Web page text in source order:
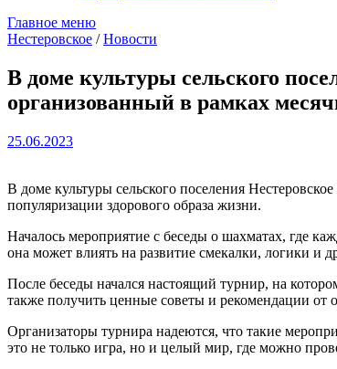
Главное меню
Нестеровское /Новости
В доме культуры сельского
организованный в рамках
25.06.2023
В доме культуры сельского поселения
популяризации здорового образа жизни.
Началось мероприятие с беседы о шахматах, где
она может влиять на развитие смекалки, логики и
После беседы начался настоящий турнир, на
также получить ценные советы и рекомендации от
Организаторы турнира надеются, что такие
это не только игра, но и целый мир, где можно